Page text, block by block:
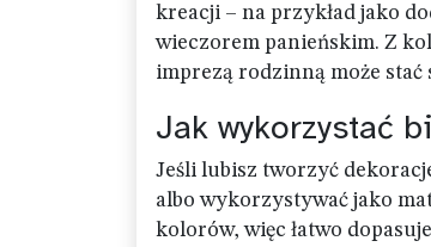
kreacji – na przykład jako
wieczorem panieńskim. Z
imprezą rodzinną może stać
Jak wykorzystać
Jeśli lubisz tworzyć
albo wykorzystywać jako
kolorów, więc łatwo